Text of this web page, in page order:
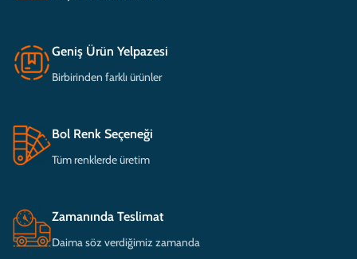
Geniş Ürün Yelpazesi
Birbirinden farklı ürünler
Bol Renk Seçeneği
Tüm renklerde üretim
Zamanında Teslimat
Daima söz verdiğimiz zamanda